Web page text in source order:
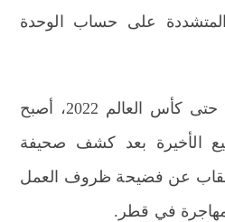
المتشددة على حساب الوحدة
ولفتت الصحيفة إلى أنه حتى كأس العالم 2022، أصبح
الأخيرة بعد كشف صحيفة
النقاب عن فضيحة ظروف العمل
في قطر.